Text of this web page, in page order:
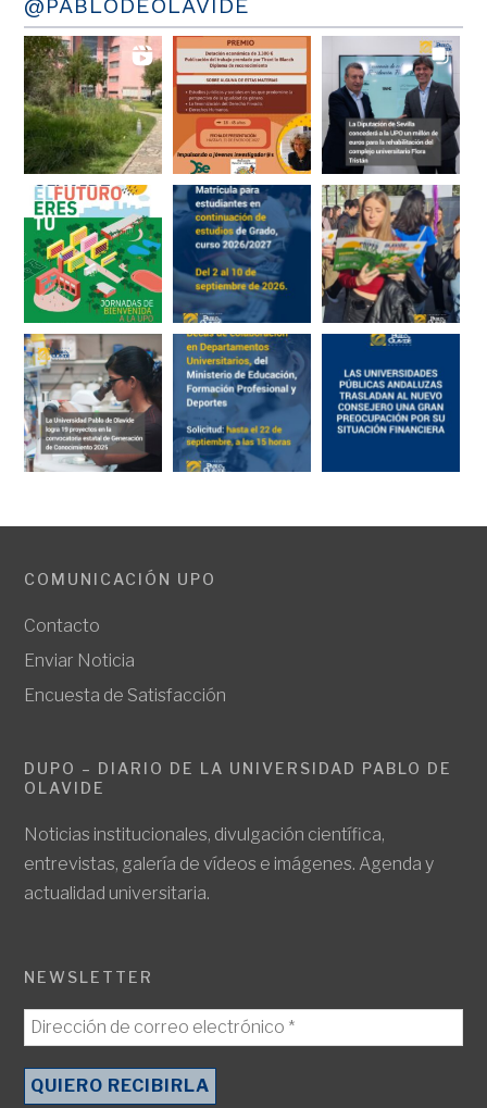
COMUNICACIÓN UPO
Contacto
Enviar Noticia
Encuesta de Satisfacción
DUPO – DIARIO DE LA UNIVERSIDAD PABLO DE
OLAVIDE
Noticias institucionales, divulgación científica,
entrevistas, galería de vídeos e imágenes. Agenda y
actualidad universitaria.
NEWSLETTER